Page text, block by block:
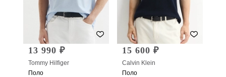
13 990 ₽
Tommy Hilfiger
Поло
15 600 ₽
Calvin Klein
Поло